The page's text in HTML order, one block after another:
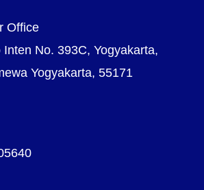
Office
No. 393C, Yogyakarta,
Yogyakarta, 55171